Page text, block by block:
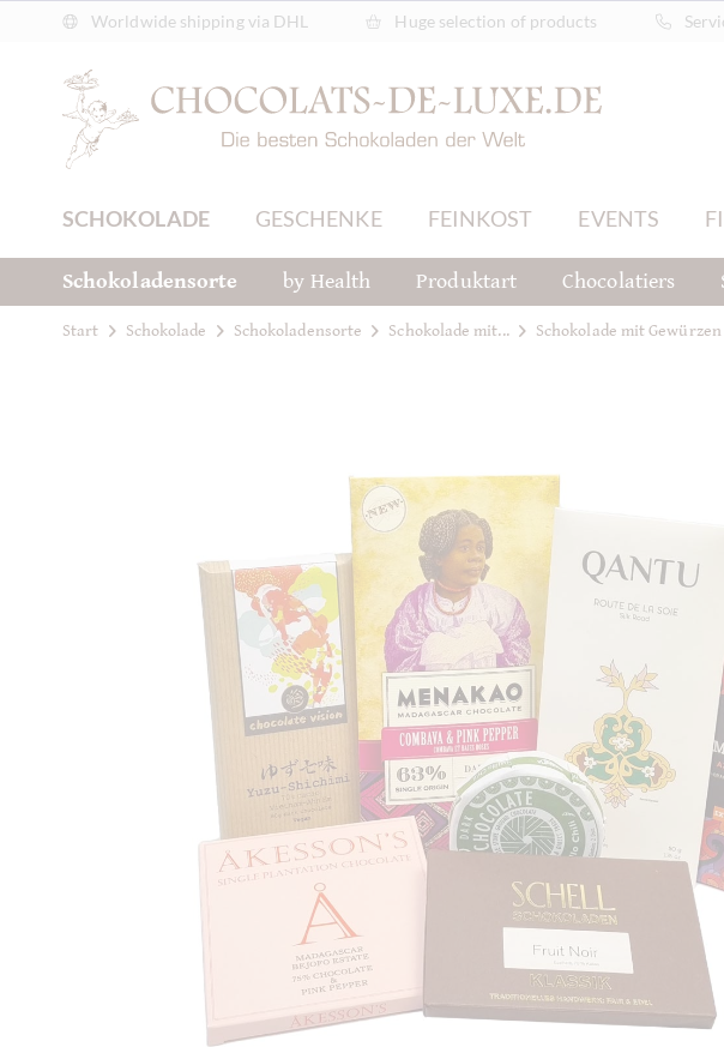
Worldwide shipping via DHL Huge selection of products
SCHOKOLADE GESCHENKE FEINKOST EVENTS
Schokoladensorte by Health Produktart Chocolatiers
Start Schokolade Schokoladensorte Schokolade mit... Schokolade mit Gewürzen